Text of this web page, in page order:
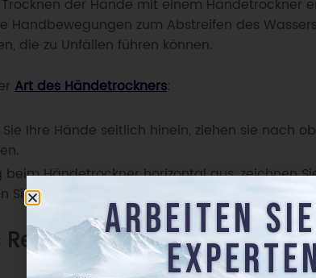
Handbewegungen zum Abstreifen des
die zu Unfällen führen können.
Art des Händetrockners:
Ihre Hände seitlich hinein, ziehen sie nach
beim Händetrockner horizontal aus, zeichnen
Pfannkuchen wenden.
der Hände mit einem